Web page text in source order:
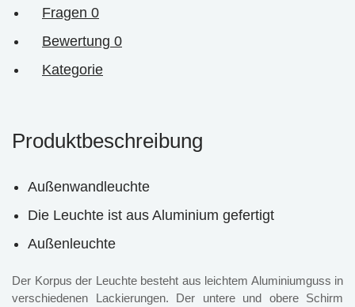
Fragen 0
Bewertung 0
Kategorie
Produktbeschreibung
Außenwandleuchte
Die Leuchte ist aus Aluminium gefertigt
Außenleuchte
Der Korpus der Leuchte besteht aus leichtem Aluminiumguss in
verschiedenen Lackierungen. Der untere und obere Schirm